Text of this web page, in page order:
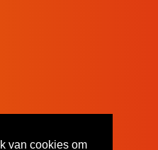
van cookies om